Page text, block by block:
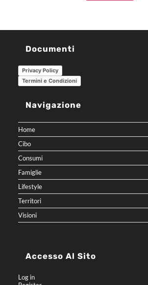
Documenti
Privacy Policy
Termini e Condizioni
Navigazione
Home
Cibo
Consumi
Famiglie
Lifestyle
Territori
Visioni
Accesso Al Sito
Log in